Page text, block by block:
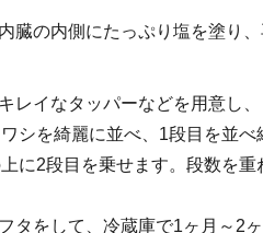
臓の内側にたっぷり塩を塗り、
レイなタッパーなどを用意し
シを綺麗に並べ、1段目を並
に2段目を乗せます。段数を
タをして、冷蔵庫で1ヶ月～2